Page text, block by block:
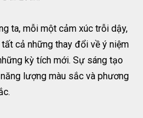
ta, mỗi một cảm xúc trỗi dậy,
cả những thay đổi về ý niệm
kỳ tích mới. Sự sáng tạo
lượng màu sắc và phương